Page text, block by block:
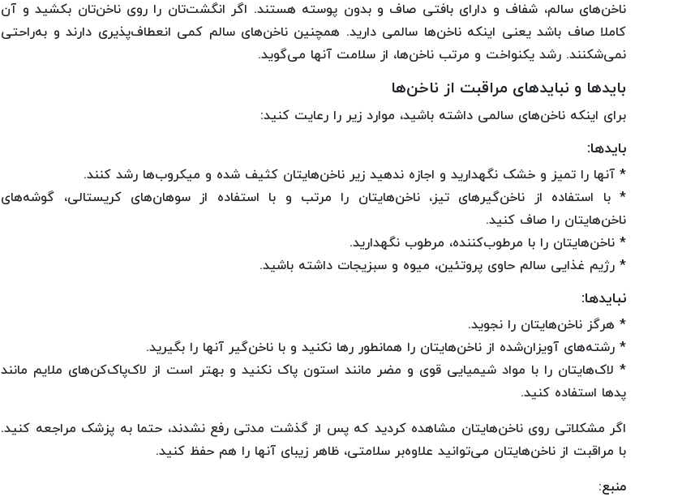
ناخن‌های سالم، شفاف و دارای بافتی صاف و بدون پوسته هستند. اگر انگشت‌تان را روی ناخن‌تان بکشید و آن
کاملا صاف باشد یعنی اینکه ناخن‌ها سالمی دارید. همچنین ناخن‌های سالم کمی انعطاف‌پذیری دارند و به‌راحتی
نمی‌شکنند. رشد یکنواخت و مرتب ناخن‌ها، از سلامت آنها می‌گوید.
بایدها و نبایدهای مراقبت از ناخن‌ها
برای اینکه ناخن‌های سالمی داشته باشید، موارد زیر را رعایت کنید:
بایدها:
* آنها را تمیز و خشک نگهدارید و اجازه ندهید زیر ناخن‌هایتان کثیف شده و میکروب‌ها رشد کنند.
* با استفاده از ناخن‌گیرهای تیز، ناخن‌هایتان را مرتب و با استفاده از سوهان‌های کریستالی، گوشه‌های
ناخن‌هایتان را صاف کنید.
* ناخن‌هایتان را با مرطوب‌کننده، مرطوب نگهدارید.
* رژیم غذایی سالم حاوی پروتئین، میوه و سبزیجات داشته باشید.
نبایدها:
* هرگز ناخن‌هایتان را نجوید.
* رشته‌های آویزان‌شده از ناخن‌هایتان را همانطور رها نکنید و با ناخن‌گیر آنها را بگیرید.
* لاک‌هایتان را با مواد شیمیایی قوی و مضر مانند استون پاک نکنید و بهتر است از لاک‌پاک‌کن‌های ملایم مانند
پدها استفاده کنید.
اگر مشکلاتی روی ناخن‌هایتان مشاهده کردید که پس از گذشت مدتی رفع نشدند، حتما به پزشک مراجعه کنید.
با مراقبت از ناخن‌هایتان می‌توانید علاوه‌بر سلامتی، ظاهر زیبای آنها را هم حفظ کنید.
منبع: